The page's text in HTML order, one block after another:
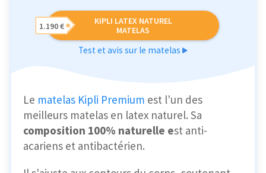
KIPLI LATEX NATUREL
MATELAS
1.190 €
Test et avis sur le matelas
Le matelas Kipli Premium est l'un des
meilleurs matelas en latex naturel. Sa
composition 100% naturelle est anti-
acariens et antibactérien.